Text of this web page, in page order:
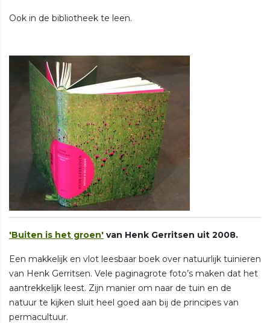
Ook in de bibliotheek te leen.
'Buiten is het groen' van Henk Gerritsen uit 2008.
Een makkelijk en vlot leesbaar boek over natuurlijk tuinieren
van Henk Gerritsen. Vele paginagrote foto’s maken dat het
aantrekkelijk leest. Zijn manier om naar de tuin en de
natuur te kijken sluit heel goed aan bij de principes van
permacultuur.